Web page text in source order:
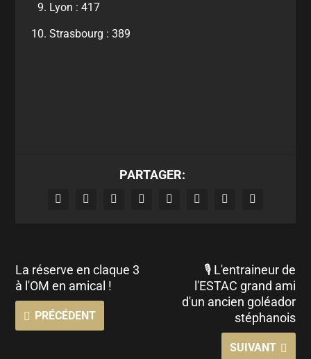
Lyon : 417
Strasbourg : 389
PARTAGER:
La réserve en claque 3
à l'OM en amical !
PRÉCÉDENT
🎙 L'entraineur de
l'ESTAC grand ami
d'un ancien goléador
stéphanois
SUIVANT